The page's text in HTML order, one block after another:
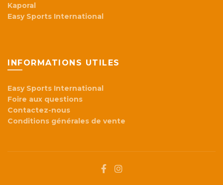
Kaporal
Easy Sports International
INFORMATIONS UTILES
Easy Sports International
Foire aux questions
Contactez-nous
Conditions générales de vente